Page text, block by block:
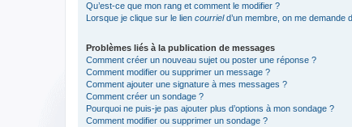
Qu’est-ce que mon rang et comment le modifier ?
Lorsque je clique sur le lien courrield’un membre, on me demande
Problèmes liés à la publication de messages
Comment créer un nouveau sujet ou poster une réponse ?
Comment modifier ou supprimer un message ?
Comment ajouter une signature à mes messages ?
Comment créer un sondage ?
Pourquoi ne puis-je pas ajouter plus d’options à mon sondage ?
Comment modifier ou supprimer un sondage ?